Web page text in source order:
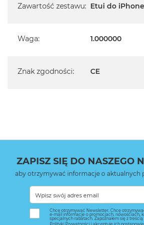
Etui Peak Design Everyday Case a folie i
Etui Peak Design Everyday Case
Zawartość zestawu: Etui do
Waga: 1.000000
Znak zgodności: CE
ZAPISZ SIĘ DO NASZEGO
aby otrzymywać informacje o aktualnych
Chcę otrzymywać Newsletter. Chcę
e-mail informacje o promocjach, nowościach,
specjalnych rabatach. Zapoznałem się z